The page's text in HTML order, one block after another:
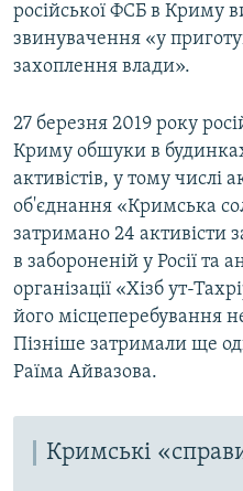
російської ФСБ в Криму
звинувачення «у
захоплення влади».
27 березня 2019 року
Криму обшуки в
активістів, у тому числі
об'єднання «Кримська
затримано 24 активісти
в забороненій у Росії та
організації «Хізб ут-
його місцеперебування
Пізніше затримали ще
Раїма Айвазова.
Кримські